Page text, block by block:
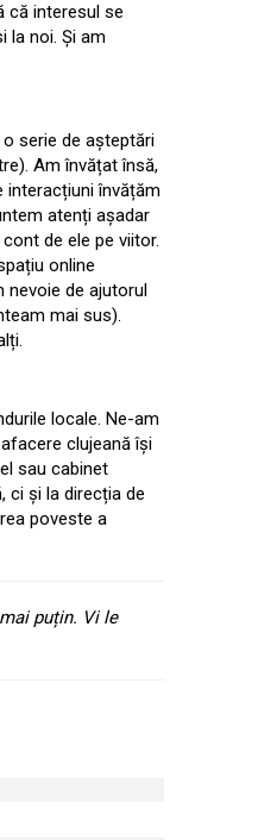
că interesul se
la noi. Și am
serie de așteptări
Am învățat însă,
interacțiuni învățăm
atenți așadar
de ele pe viitor.
online
de ajutorul
mai sus).
locale. Ne-am
clujeană își
sau cabinet
ci și la direcția de
poveste a
puțin. Vi le